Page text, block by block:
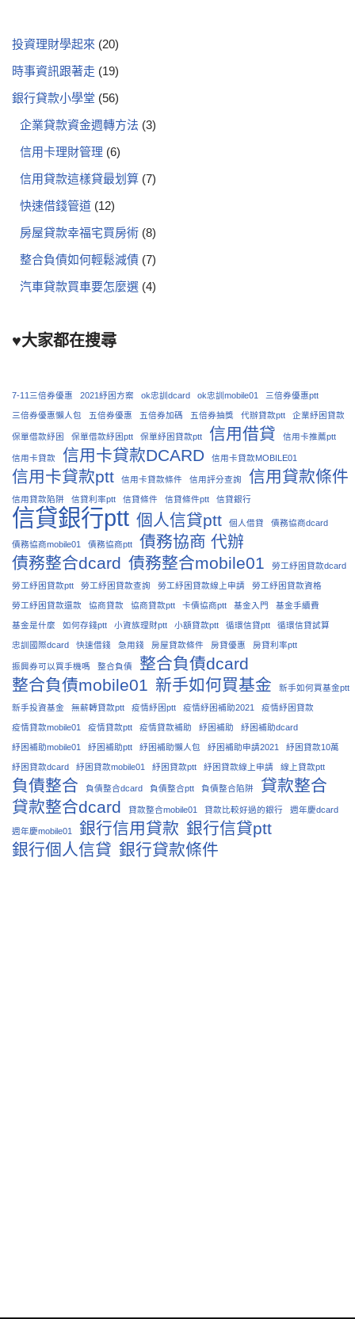
投資理財學起來 (20)
時事資訊跟著走 (19)
銀行貸款小學堂 (56)
企業貸款資金週轉方法 (3)
信用卡理財管理 (6)
信用貸款這樣貸最划算 (7)
快速借錢管道 (12)
房屋貸款幸福宅買房術 (8)
整合負債如何輕鬆減債 (7)
汽車貸款買車要怎麼選 (4)
♥大家都在搜尋
7-11三倍券優惠 2021紓困方案 ok忠訓dcard ok忠訓mobile01 三倍券優惠ptt
三倍券優惠懶人包 五倍券優惠 五倍券加碼 五倍券抽獎 代辦貸款ptt 企業紓困貸款
保單借款紓困 保單借款紓困ptt 保單紓困貸款ptt 信用借貸 信用卡推薦ptt
信用卡貸款 信用卡貸款DCARD 信用卡貸款MOBILE01
信用卡貸款ptt 信用卡貸款條件 信用評分查詢 信用貸款條件
信用貸款陷阱 信貸利率ptt 信貸條件 信貸條件ptt 信貸銀行
信貸銀行ptt 個人信貸ptt 個人借貸 債務協商dcard
債務協商mobile01 債務協商ptt
債務協商 代辦
債務整合dcard 債務整合mobile01 勞工紓困貸款dcard
勞工紓困貸款ptt 勞工紓困貸款查詢 勞工紓困貸款線上申請 勞工紓困貸款資格
勞工紓困貸款還款 協商貸款 協商貸款ptt 卡債協商ptt 基金入門 基金手續費
基金是什麼 如何存錢ptt 小資族理財ptt 小額貸款ptt 循環信貸ptt 循環信貸試算
忠訓國際dcard 快速借錢 急用錢 房屋貸款條件 房貸優惠 房貸利率ptt
振興券可以買手機嗎 整合負債
整合負債dcard
整合負債mobile01 新手如何買基金 新手如何買基金ptt
新手投資基金 無薪轉貸款ptt 疫情紓困ptt 疫情紓困補助2021 疫情紓困貸款
疫情貸款mobile01 疫情貸款ptt 疫情貸款補助 紓困補助 紓困補助dcard
紓困補助mobile01 紓困補助ptt 紓困補助懶人包 紓困補助申請2021 紓困貸款10萬
紓困貸款dcard 紓困貸款mobile01 紓困貸款ptt 紓困貸款線上申請 線上貸款ptt
負債整合 負債整合dcard 負債整合ptt 負債整合陷阱
貸款整合
貸款整合dcard
貸款整合mobile01 貸款比較好過的銀行 週年慶dcard
週年慶mobile01 銀行信用貸款 銀行信貸ptt
銀行個人信貸 銀行貸款條件